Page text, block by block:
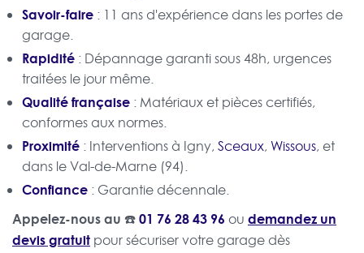
Savoir-faire : 11 ans d'expérience dans les portes de
garage.
Rapidité : Dépannage garanti sous 48h, urgences
traitées le jour même.
Qualité française : Matériaux et pièces certifiés,
conformes aux normes.
Proximité : Interventions à Igny, Sceaux, Wissous, et
dans le Val-de-Marne (94).
Confiance : Garantie décennale.
Appelez-nous au ☎️01 76 28 43 96 ou demandez un
devis gratuit pour sécuriser votre garage dès